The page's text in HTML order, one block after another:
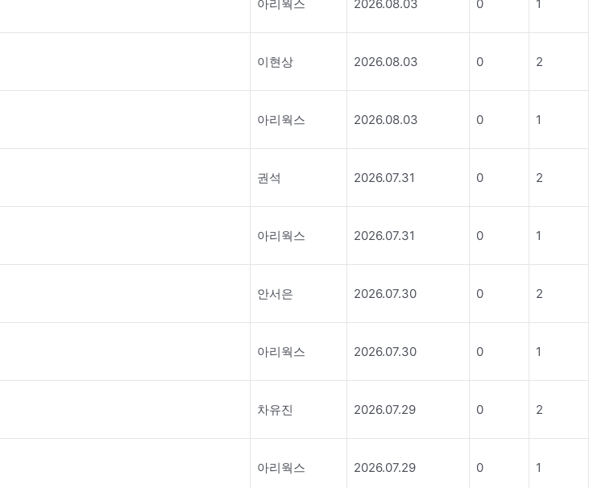
아리웍스 2026.08.03 0 1
이현상 2026.08.03 0 2
아리웍스 2026.08.03 0 1
권석 2026.07.31 0 2
아리웍스 2026.07.31 0 1
안서은 2026.07.30 0 2
아리웍스 2026.07.30 0 1
차유진 2026.07.29 0 2
아리웍스 2026.07.29 0 1